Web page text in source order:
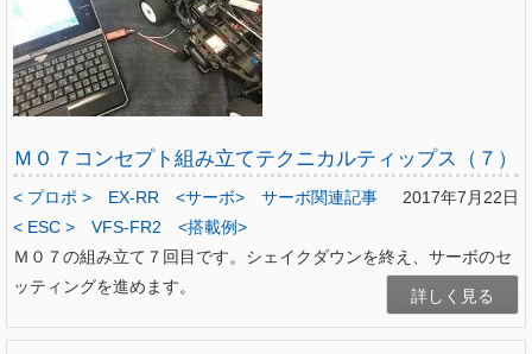
Ｍ０７コンセプト組み立てテクニカルティップス（７）
2017年7月22日
< プロポ > EX-RR <サーボ>
サーボ関連記事
< ESC >
VFS-FR2
<搭載例>
Ｍ０７の組み立て７回目です。シェイクダウンを終え、サーボのセ
ッティングを進めます。
詳しく見る